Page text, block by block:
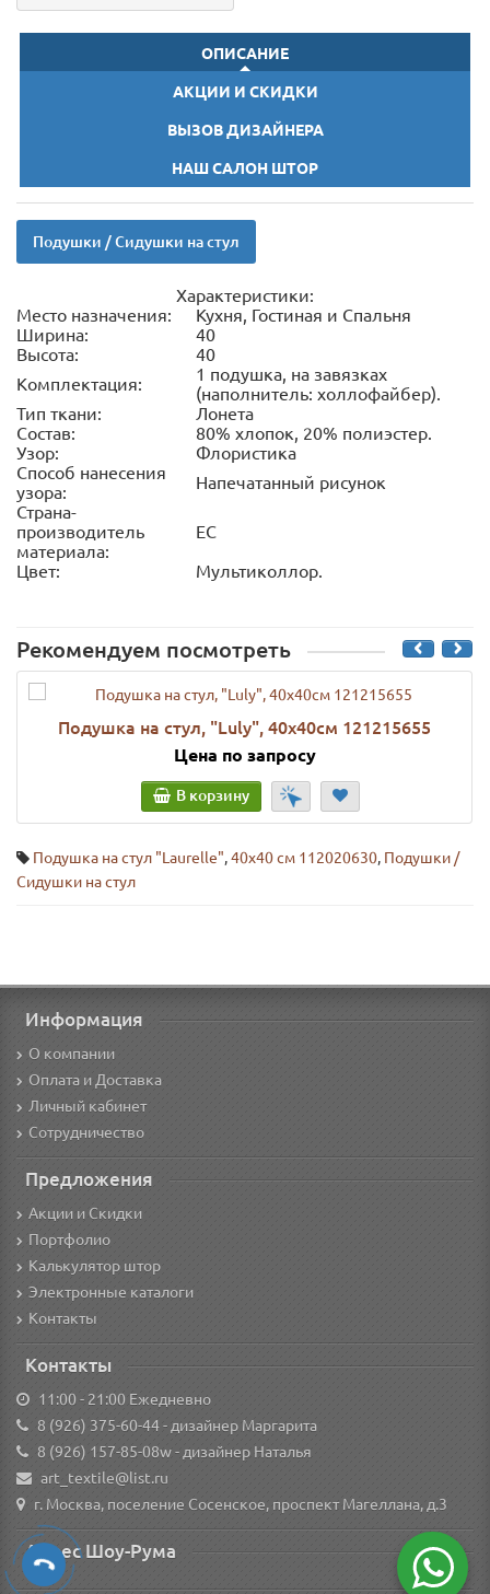
ОПИСАНИЕ
АКЦИИ И СКИДКИ
ВЫЗОВ ДИЗАЙНЕРА
НАШ САЛОН ШТОР
Подушки / Сидушки на стул
Характеристики:
Место назначения:
Кухня, Гостиная и Спальня
Ширина:
40
Высота:
40
Комплектация:
1 подушка, на завязках
(наполнитель: холлофайбер).
Тип ткани:
Лонета
Состав:
80% хлопок, 20% полиэстер.
Узор:
Флористика
Способ нанесения
узора:
Напечатанный рисунок
Страна-
производитель
материала:
ЕС
Цвет:
Мультиколлор.
Рекомендуем посмотреть
Подушка на стул, "Luly", 40x40см 121215655
Цена по запросу
В корзину
Подушка на стул "Laurelle",40х40 см 112020630, Подушки /
Сидушки на стул
Информация
О компании
Оплата и Доставка
Личный кабинет
Сотрудничество
Предложения
Акции и Скидки
Портфолио
Калькулятор штор
Электронные каталоги
Контакты
Контакты
11:00 - 21:00 Ежедневно
8 (926) 375-60-44- дизайнер Маргарита
8 (926) 157-85-08w- дизайнер Наталья
art_textile@list.ru
г. Москва, поселение Сосенское, проспект Магеллана, д.3
Адрес Шоу-Рума